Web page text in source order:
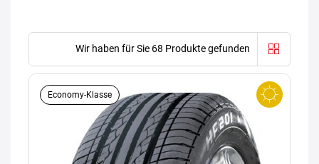
Wir haben für Sie 68 Produkte gefunden
Economy-Klasse